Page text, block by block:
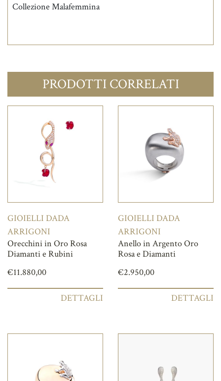
Collezione Malafemmina
PRODOTTI CORRELATI
GIOIELLI DADA
ARRIGONI
Orecchini in Oro Rosa
Diamanti e Rubini
€11.880,00
DETTAGLI
GIOIELLI DADA
ARRIGONI
Anello in Argento Oro
Rosa e Diamanti
€2.950,00
DETTAGLI